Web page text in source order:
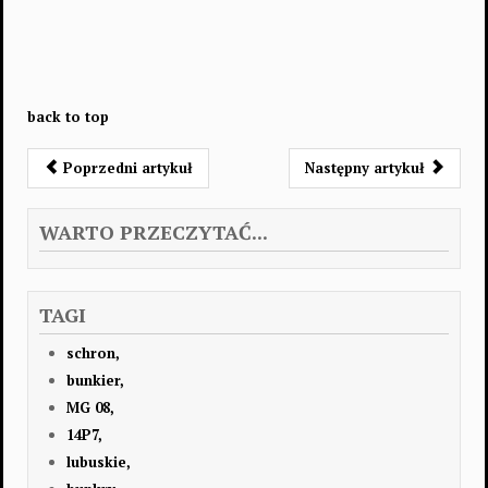
back to top
Poprzedni artykuł Następny artykuł
WARTO PRZECZYTAĆ...
TAGI
schron,
bunkier,
MG 08,
14P7,
lubuskie,